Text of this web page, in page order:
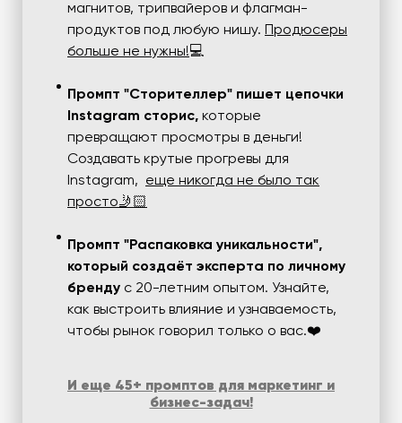
магнитов, трипвайеров и флагман-
продуктов под любую нишу.
Продюсеры
больше не нужны!💻
Промпт "Сторителлер" пишет цепочки
Instagram сторис, которые
превращают просмотры в деньги!
Создавать крутые прогревы для
Instagram, еще никогда не было так
просто🤳🏻
Промпт "Распаковка уникальности",
который создаёт эксперта по личному
бренду с 20-летним опытом. Узнайте,
как выстроить влияние и узнаваемость,
чтобы рынок говорил только о вас.❤️
И еще 45+ промптов для маркетинг и
бизнес-задач!